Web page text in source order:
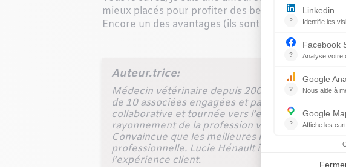
mieux placés pour profiter des belles décorations
Encore un des avantages (ils sont nombreux!) de
Auteur.trice:
Médecin vétérinaire depuis 2000, Lucie
de 10 associées engagées et passionnées. Elle
collaborative et tournée vers l’excellence.
rayonnement de la profession vétérinaire ainsi
Convaincue que les meilleures idées naissent
professionnelle. Lucie Hénault intervient
l’expérience client.